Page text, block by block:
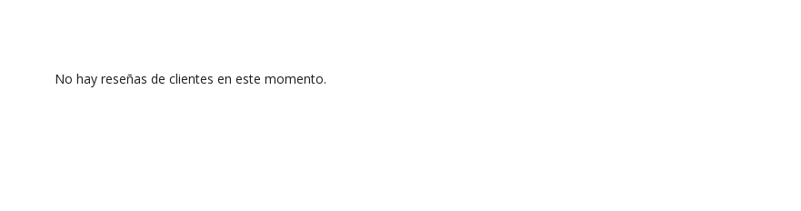
No hay reseñas de clientes en este momento.